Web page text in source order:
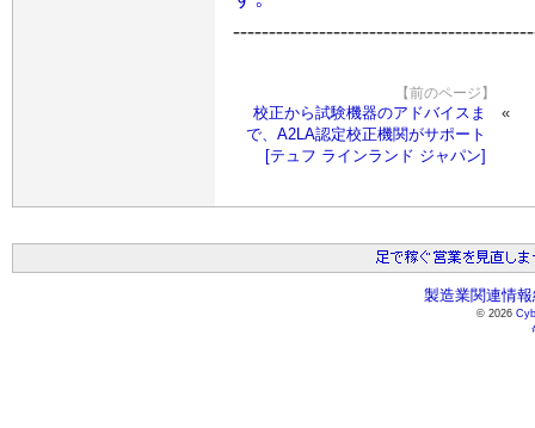
【前のページ】
校正から試験機器のアドバイスま
で、A2LA認定校正機関がサポート
[テュフ ラインランド ジャパン]
製造業関連情
© 2026